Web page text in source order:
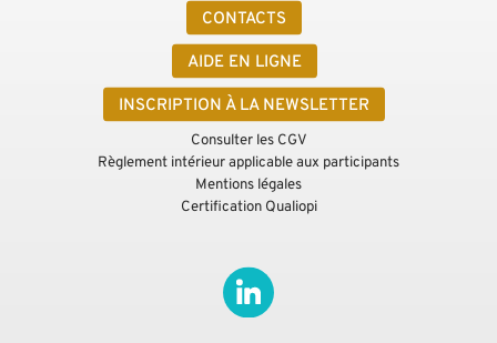
CONTACTS
AIDE EN LIGNE
INSCRIPTION À LA NEWSLETTER
Consulter les CGV
Règlement intérieur applicable aux participants
Mentions légales
Certification Qualiopi